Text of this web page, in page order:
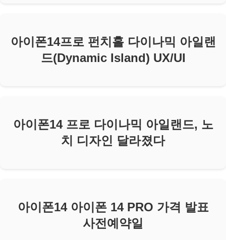
아이폰14프로 펀치홀 다이나믹 아일랜
드(Dynamic Island) UX/UI
아이폰14 프로 다이나믹 아일랜드, 노
치 디자인 달라졌다
아이폰14 아이폰 14 PRO 가격 발표
사전예약일